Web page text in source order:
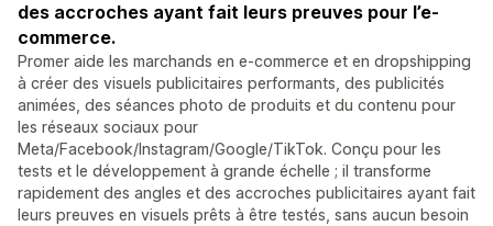
des accroches ayant fait leurs preuves pour l’e-
commerce.
Promer aide les marchands en e-commerce et en dropshipping
à créer des visuels publicitaires performants, des publicités
animées, des séances photo de produits et du contenu pour
les réseaux sociaux pour
Meta/Facebook/Instagram/Google/TikTok. Conçu pour les
tests et le développement à grande échelle ; il transforme
rapidement des angles et des accroches publicitaires ayant fait
leurs preuves en visuels prêts à être testés, sans aucun besoin